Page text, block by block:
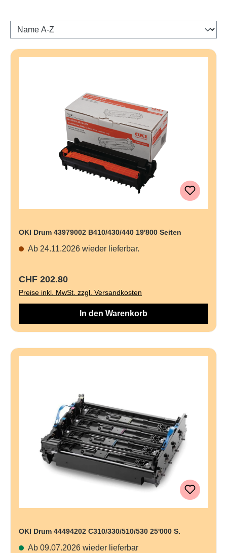
OKI Drum 43979002 B410/430/440 19'800 Seiten
Ab 24.11.2026 wieder lieferbar.
Regulärer Preis:
CHF 202.80
Preise inkl. MwSt. zzgl. Versandkosten
In den Warenkorb
OKI Drum 44494202 C310/330/510/530 25'000 S.
Ab 09.07.2026 wieder lieferbar